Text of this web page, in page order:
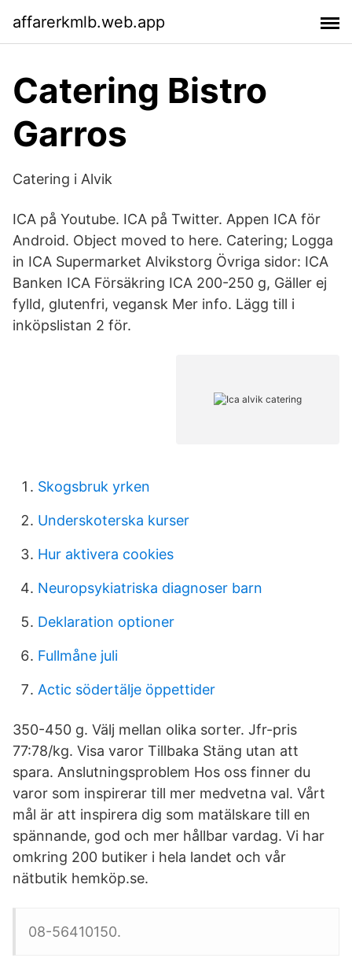
affarerkmlb.web.app
Catering Bistro
Garros
Catering i Alvik
ICA på Youtube. ICA på Twitter. Appen ICA för
Android. Object moved to here. Catering; Logga
in ICA Supermarket Alvikstorg Övriga sidor: ICA
Banken ICA Försäkring ICA 200-250 g, Gäller ej
fylld, glutenfri, vegansk Mer info. Lägg till i
inköpslistan 2 för.
Skogsbruk yrken
Underskoterska kurser
Hur aktivera cookies
Neuropsykiatriska diagnoser barn
Deklaration optioner
Fullmåne juli
Actic södertälje öppettider
350-450 g. Välj mellan olika sorter. Jfr-pris
77:78/kg. Visa varor Tillbaka Stäng utan att
spara. Anslutningsproblem Hos oss finner du
varor som inspirerar till mer medvetna val. Vårt
mål är att inspirera dig som matälskare till en
spännande, god och mer hållbar vardag. Vi har
omkring 200 butiker i hela landet och vår
nätbutik hemköp.se.
08-56410150.